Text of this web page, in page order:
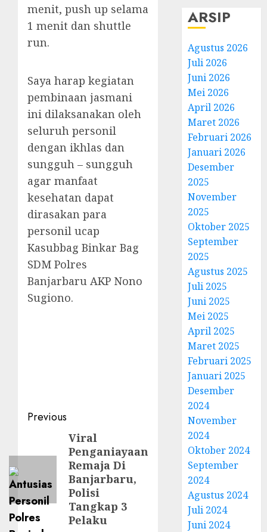
menit, push up selama
1 menit dan shuttle
run.
Saya harap kegiatan
pembinaan jasmani
ini dilaksanakan oleh
seluruh personil
dengan ikhlas dan
sungguh – sungguh
agar manfaat
kesehatan dapat
dirasakan para
personil ucap
Kasubbag Binkar Bag
SDM Polres
Banjarbaru AKP Nono
Sugiono.
Previous
Viral
Penganiayaan
Remaja Di
Banjarbaru,
Polisi
Tangkap 3
Pelaku
ARSIP
Agustus 2026
Juli 2026
Juni 2026
Mei 2026
April 2026
Maret 2026
Februari 2026
Januari 2026
Desember
2025
November
2025
Oktober 2025
September
2025
Agustus 2025
Juli 2025
Juni 2025
Mei 2025
April 2025
Maret 2025
Februari 2025
Januari 2025
Desember
2024
November
2024
Oktober 2024
September
2024
Agustus 2024
Juli 2024
Juni 2024